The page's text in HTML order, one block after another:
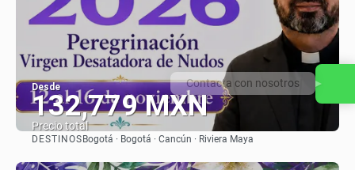
Desde
132,779 MXN
Precio total
DESTINOS Bogotá · Bogotá · Cancún · Riviera Maya
Contacta con nosotros